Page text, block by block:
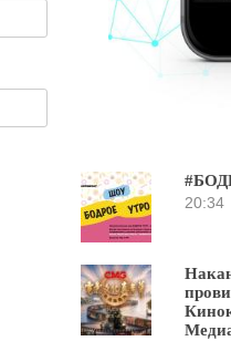
20:34